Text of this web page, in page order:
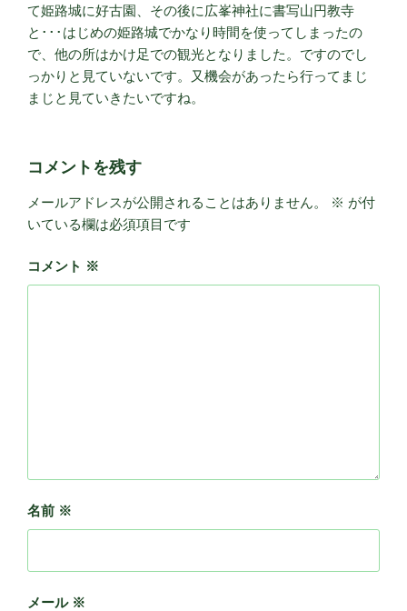
て姫路城に好古園、その後に広峯神社に書写山円教寺
と･･･はじめの姫路城でかなり時間を使ってしまったの
で、他の所はかけ足での観光となりました。ですのでし
っかりと見ていないです。又機会があったら行ってまじ
まじと見ていきたいですね。
コメントを残す
メールアドレスが公開されることはありません。 ※ が付
いている欄は必須項目です
コメント ※
名前 ※
メール ※